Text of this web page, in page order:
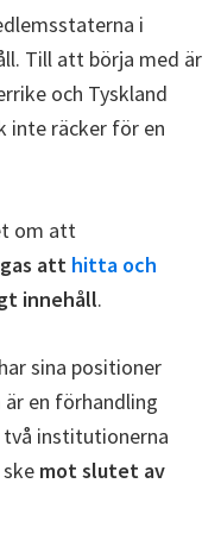
i
Till att börja med är
och Tyskland
inte räcker för en
om att
att hitta och
innehåll.
sina positioner
är en förhandling
institutionerna
mot slutet av